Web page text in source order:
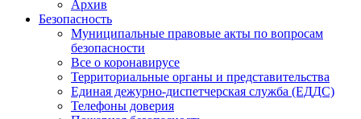
Архив
Безопасность
Муниципальные правовые акты по вопросам
безопасности
Все о коронавирусе
Территориальные органы и представительства
Единая дежурно-диспетчерская служба (ЕДДС)
Телефоны доверия